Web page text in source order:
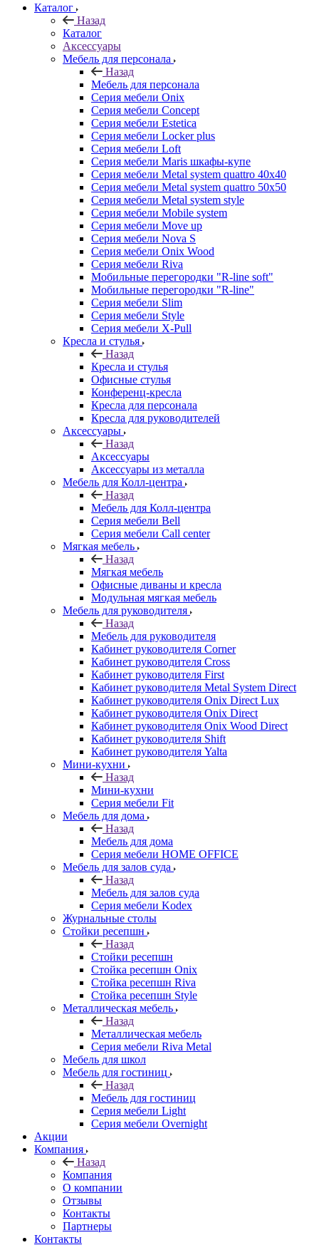
Каталог
Назад
Каталог
Аксессуары
Мебель для персонала
Назад
Мебель для персонала
Серия мебели Onix
Серия мебели Concept
Серия мебели Estetica
Серия мебели Locker plus
Серия мебели Loft
Серия мебели Maris шкафы-купе
Серия мебели Metal system quattro 40x40
Серия мебели Metal system quattro 50x50
Серия мебели Metal system style
Серия мебели Mobile system
Серия мебели Move up
Серия мебели Nova S
Серия мебели Onix Wood
Серия мебели Riva
Мобильные перегородки "R-line soft"
Мобильные перегородки "R-line"
Серия мебели Slim
Серия мебели Style
Серия мебели X-Pull
Кресла и стулья
Назад
Кресла и стулья
Офисные стулья
Конференц-кресла
Кресла для персонала
Кресла для руководителей
Аксессуары
Назад
Аксессуары
Аксессуары из металла
Мебель для Колл-центра
Назад
Мебель для Колл-центра
Серия мебели Bell
Серия мебели Call center
Мягкая мебель
Назад
Мягкая мебель
Офисные диваны и кресла
Модульная мягкая мебель
Мебель для руководителя
Назад
Мебель для руководителя
Кабинет руководителя Corner
Кабинет руководителя Cross
Кабинет руководителя First
Кабинет руководителя Metal System Direct
Кабинет руководителя Onix Direct Lux
Кабинет руководителя Onix Direct
Кабинет руководителя Onix Wood Direct
Кабинет руководителя Shift
Кабинет руководителя Yalta
Мини-кухни
Назад
Мини-кухни
Серия мебели Fit
Мебель для дома
Назад
Мебель для дома
Серия мебели HOME OFFICE
Мебель для залов суда
Назад
Мебель для залов суда
Серия мебели Kodex
Журнальные столы
Стойки ресепшн
Назад
Стойки ресепшн
Стойка ресепшн Onix
Стойка ресепшн Riva
Стойка ресепшн Style
Металлическая мебель
Назад
Металлическая мебель
Серия мебели Riva Metal
Мебель для школ
Мебель для гостиниц
Назад
Мебель для гостиниц
Серия мебели Light
Серия мебели Overnight
Акции
Компания
Назад
Компания
О компании
Отзывы
Контакты
Партнеры
Контакты